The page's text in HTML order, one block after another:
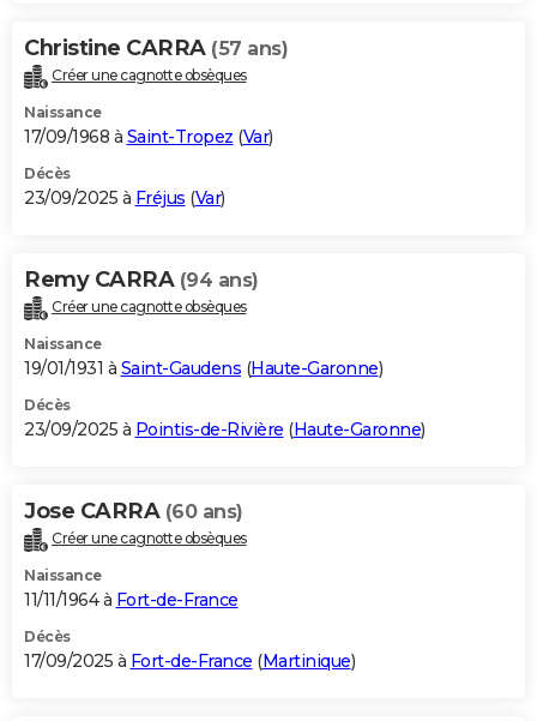
Christine CARRA (57 ans)
Créer une cagnotte obsèques
Naissance
17/09/1968 à Saint-Tropez (Var)
Décès
23/09/2025 à Fréjus (Var)
Remy CARRA (94 ans)
Créer une cagnotte obsèques
Naissance
19/01/1931 à Saint-Gaudens (Haute-Garonne)
Décès
23/09/2025 à Pointis-de-Rivière (Haute-Garonne)
Jose CARRA (60 ans)
Créer une cagnotte obsèques
Naissance
11/11/1964 à Fort-de-France
Décès
17/09/2025 à Fort-de-France (Martinique)